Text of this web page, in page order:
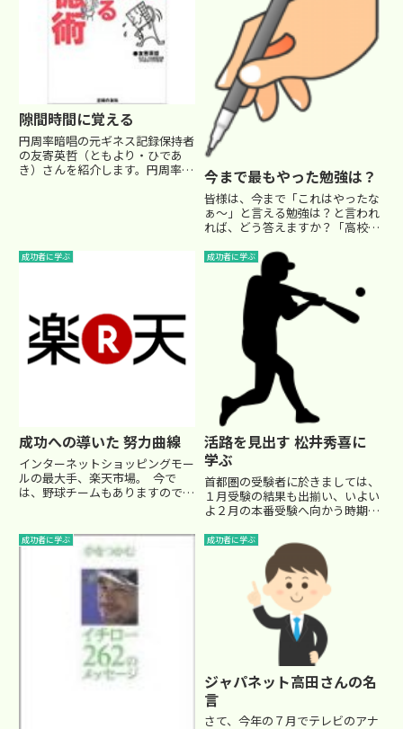
隙間時間に覚える
円周率暗唱の元ギネス記録保持者
の友寄英哲（ともより・ひであ
き）さんを紹介します。円周率の
んだ...
今まで最もやった勉強は？
皆様は、今まで「これはやったな
ぁ～」と言える勉強は？と言われ
れば、どう答えますか？「高校受
年分解いた！」「大学受験の時、
一ヶ月で英単語を6000語丸暗記
した！」「浪人時代の時、丸２日
徹夜で勉強した！」「いやい...
成功者に学ぶ
成功への導いた 努力曲線
インターネットショッピングモー
ルの最大手、楽天市場。 今で
は、野球チームもありますので、
（みきたに ひろし）社長。 約
１０年でこれだけ有名な企業を作
り上げたのですから、たい...
成功者に学ぶ
活路を見出す 松井秀喜に
学ぶ
首都圏の受験者に於きましては、
１月受験の結果も出揃い、いよい
よ２月の本番受験へ向かう時期と
験と比べてかなり熾烈な争いにな
る学校が多いですので、結果がど
う出るかは普段の成績の良かった
生徒であったとしても、決して
成功者に学ぶ 成功者に学ぶ
ジャパネット高田さんの名
言
さて、今年の７月でテレビのアナ